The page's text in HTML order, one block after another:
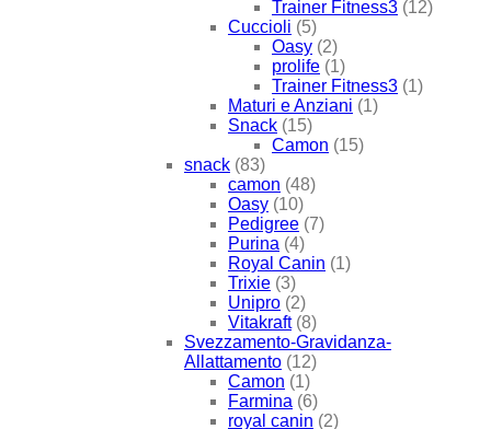
Trainer Fitness3 (12)
Cuccioli (5)
Oasy (2)
prolife (1)
Trainer Fitness3 (1)
Maturi e Anziani (1)
Snack (15)
Camon (15)
snack (83)
camon (48)
Oasy (10)
Pedigree (7)
Purina (4)
Royal Canin (1)
Trixie (3)
Unipro (2)
Vitakraft (8)
Svezzamento-Gravidanza-
Allattamento (12)
Camon (1)
Farmina (6)
royal canin (2)